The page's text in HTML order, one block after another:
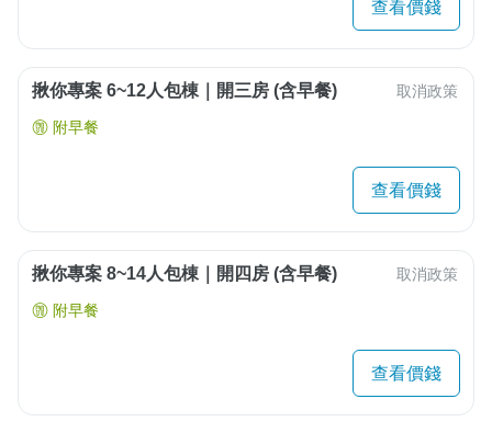
查看價錢
揪你專案 6~12人包棟｜開三房 (含早餐) 取消政策
附早餐
查看價錢
揪你專案 8~14人包棟｜開四房 (含早餐) 取消政策
附早餐
查看價錢